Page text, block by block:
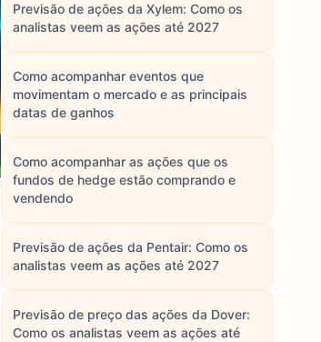
Previsão de ações da Xylem: Como os
analistas veem as ações até 2027
Como acompanhar eventos que
movimentam o mercado e as principais
datas de ganhos
Como acompanhar as ações que os
fundos de hedge estão comprando e
vendendo
Previsão de ações da Pentair: Como os
analistas veem as ações até 2027
Previsão de preço das ações da Dover:
Como os analistas veem as ações até